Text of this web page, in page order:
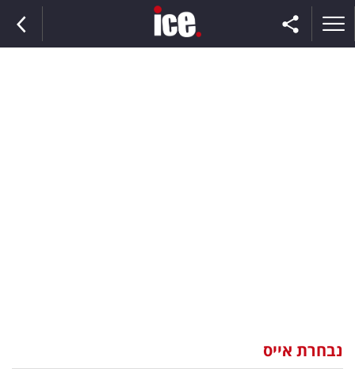
וצרכנות
נבחרת אייס